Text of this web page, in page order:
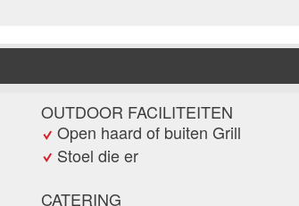
OUTDOOR FACILITEITEN
Open haard of buiten Grill
Stoel die er
CATERING